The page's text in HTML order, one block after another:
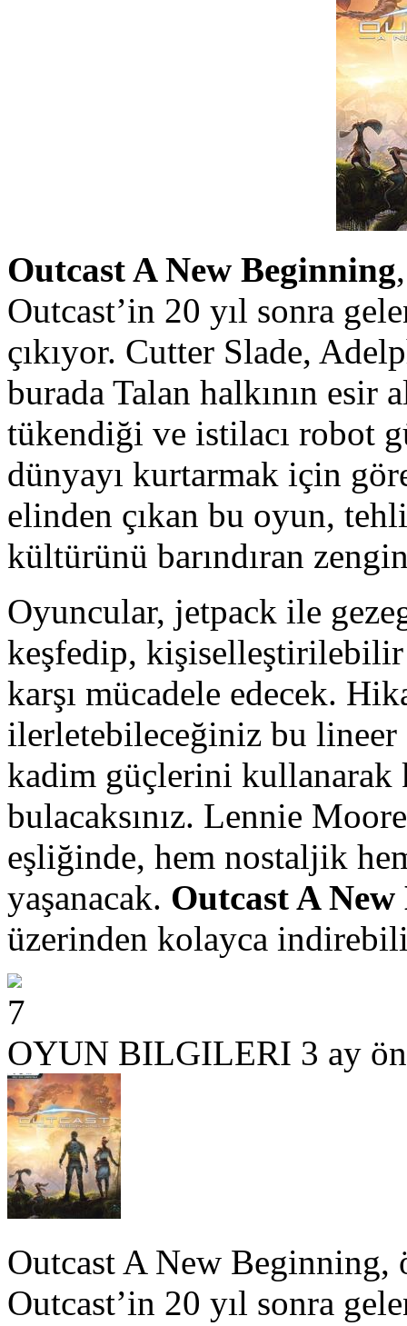
Outcast A New Beginning
Outcast’in 20 yıl sonra
çıkıyor. Cutter Slade,
burada Talan halkının esir
tükendiği ve istilacı robot
dünyayı kurtarmak için
elinden çıkan bu oyun,
kültürünü barındıran
Oyuncular, jetpack ile
keşfedip, kişiselleştirilebilir
karşı mücadele edecek.
ilerletebileceğiniz bu lineer
kadim güçlerini kullanarak
bulacaksınız. Lennie
eşliğinde, hem nostaljik
yaşanacak. Outcast A
üzerinden kolayca
7
OYUN BILGILERI 3 ay
Outcast A New Beginning,
Outcast’in 20 yıl sonra